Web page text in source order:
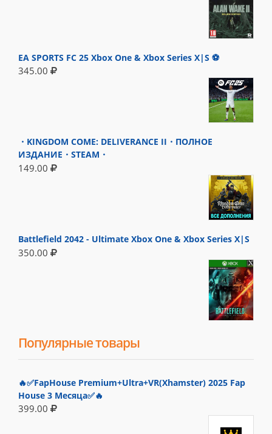
EA SPORTS FC 25 Xbox One & Xbox Series X|S ⚽
345.00
・KINGDOM COME: DELIVERANCE II・ПОЛНОЕ
ИЗДАНИЕ・STEAM・
149.00
Battlefield 2042 - Ultimate Xbox One & Xbox Series X|S
350.00
Популярные товары
🔥✅FapHouse Premium+Ultra+VR(Xhamster) 2025 Fap
House 3 Месяца✅🔥
399.00